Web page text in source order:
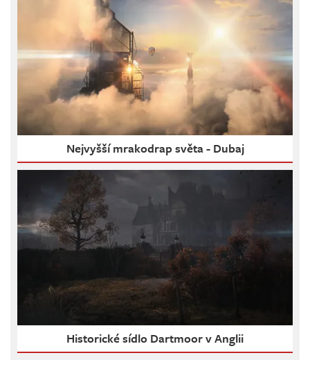
Nejvyšší mrakodrap světa - Dubaj
Historické sídlo Dartmoor v Anglii